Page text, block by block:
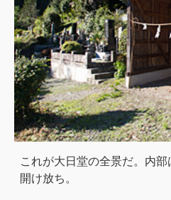
これが大日堂の全景だ。内部
開け放ち。